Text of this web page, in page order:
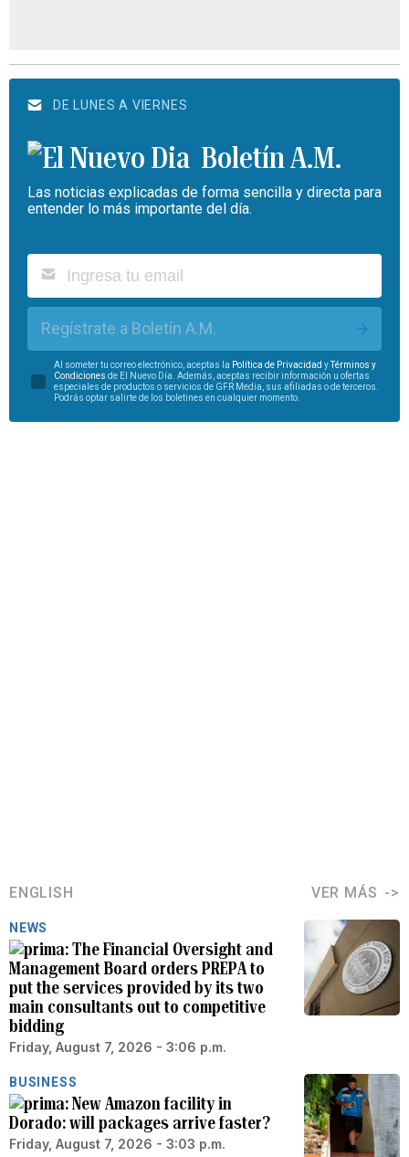
DE LUNES A VIERNES
Boletín A.M.
Las noticias explicadas de forma sencilla y directa para
entender lo más importante del día.
Regístrate a Boletín A.M.
Al someter tu correo electrónico, aceptas la Política de Privacidad yTérminos y
Condiciones de El Nuevo Día. Además, aceptas recibir información u ofertas
especiales de productos o servicios de GFR Media, sus afiliadas o de terceros.
Podrás optar salirte de los boletines en cualquier momento.
ENGLISH VER MÁS
NEWS
The Financial Oversight and
Management Board orders PREPA to
put the services provided by its two
main consultants out to competitive
bidding
Friday, August 7, 2026 - 3:06 p.m.
BUSINESS
New Amazon facility in
Dorado: will packages arrive faster?
Friday, August 7, 2026 - 3:03 p.m.